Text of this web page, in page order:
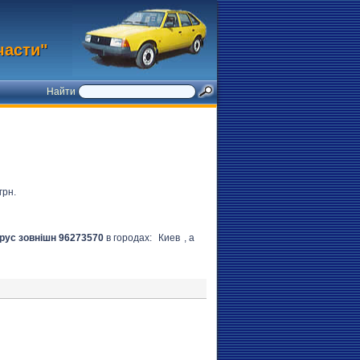
Найти
грн.
зовнішн 96273570в городах: Киев , а